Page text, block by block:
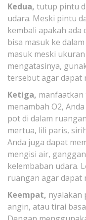
Kedua, tutup pintu
udara. Meski pintu
kembali apakah
bisa masuk ke
masuk meski
mengatasinya,
tersebut agar dapat
Ketiga, manfaatkan
menambah O2,
pot di dalam
mertua, lili paris,
Anda juga dapat
mengisi air,
kelembaban udara.
ruangan agar dapat
Keempat, nyalakan
angin, atau tirai